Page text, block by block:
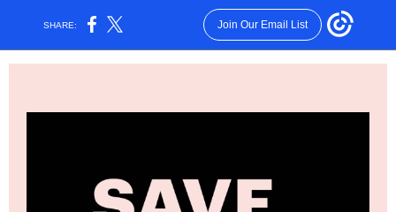
SHARE: Join Our Email List